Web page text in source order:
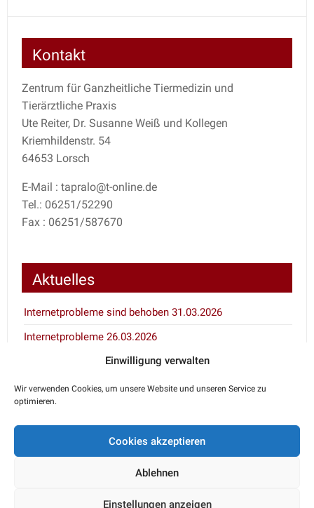
Einwilligung verwalten
Wir verwenden Cookies, um unsere Website und unseren Service zu
optimieren.
Cookies akzeptieren
Ablehnen
Einstellungen anzeigen
Kontakt
Zentrum für Ganzheitliche Tiermedizin und
Tierärztliche Praxis
Ute Reiter, Dr. Susanne Weiß und Kollegen
Kriemhildenstr. 54
64653 Lorsch
E-Mail : tapralo@t-online.de
Tel.: 06251/52290
Fax : 06251/587670
Aktuelles
Internetprobleme sind behoben 31.03.2026
Internetprobleme 26.03.2026
Inventur 7.1. und 8.1.2026
Notdienstkalender
Den aktuellen Notdienst erfahren Sie über den
telefonischen Anrufbeantworter Ihres Haustierarztes